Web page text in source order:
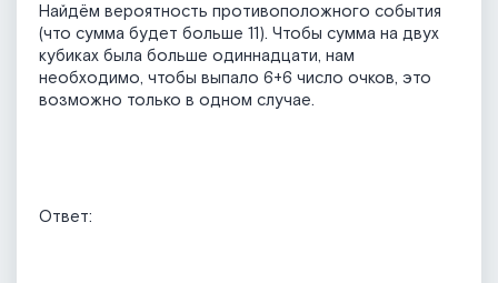
Найдём вероятность противоположного события
(что сумма будет больше 11). Чтобы сумма на двух
кубиках была больше одиннадцати, нам
необходимо, чтобы выпало 6+6 число очков, это
возможно только в одном случае.
Ответ: